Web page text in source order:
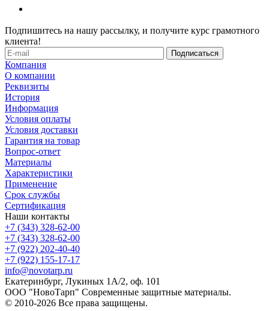
Подпишитесь на нашу рассылку, и получите курс грамотного
клиента!
Компания
О компании
Реквизиты
История
Информация
Условия оплаты
Условия доставки
Гарантия на товар
Вопрос-ответ
Материалы
Характеристики
Применение
Срок службы
Сертификация
Наши контакты
+7 (343) 328-62-00
+7 (343) 328-62-00
+7 (922) 202-40-40
+7 (922) 155-17-17
info@novotarp.ru
Екатеринбург, Лукиных 1А/2, оф. 101
ООО "НовоТарп" Современные защитные материалы.
© 2010-2026 Все права защищены.